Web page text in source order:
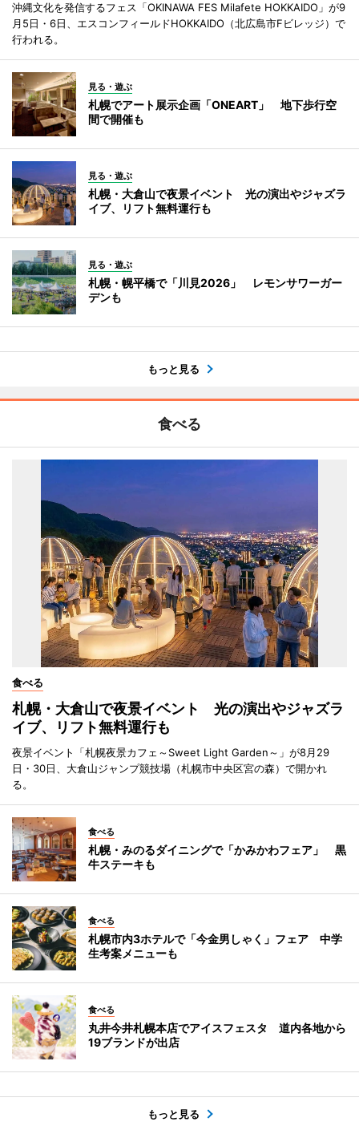
沖縄文化を発信するフェス「OKINAWA FES Milafete HOKKAIDO」が9
月5日・6日、エスコンフィールドHOKKAIDO（北広島市Fビレッジ）で
行われる。
見る・遊ぶ
札幌でアート展示企画「ONEART」 地下歩行空
間で開催も
見る・遊ぶ
札幌・大倉山で夜景イベント 光の演出やジャズラ
イブ、リフト無料運行も
見る・遊ぶ
札幌・幌平橋で「川見2026」 レモンサワーガー
デンも
もっと見る
食べる
食べる
札幌・大倉山で夜景イベント 光の演出やジャズラ
イブ、リフト無料運行も
夜景イベント「札幌夜景カフェ～Sweet Light Garden～」が8月29
日・30日、大倉山ジャンプ競技場（札幌市中央区宮の森）で開かれ
る。
食べる
札幌・みのるダイニングで「かみかわフェア」 黒
牛ステーキも
食べる
札幌市内3ホテルで「今金男しゃく」フェア 中学
生考案メニューも
食べる
丸井今井札幌本店でアイスフェスタ 道内各地から
19ブランドが出店
もっと見る